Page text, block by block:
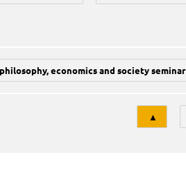
philosophy, economics and society seminar
Tri
▲